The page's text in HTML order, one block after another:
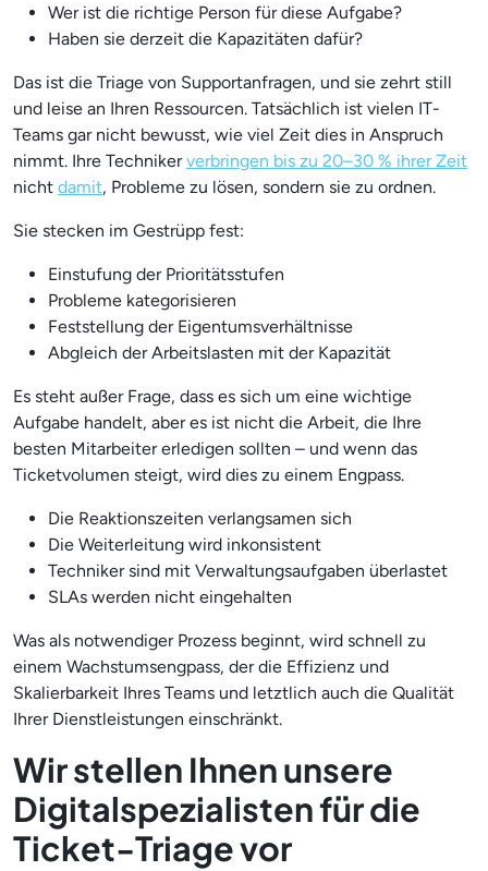
Wer ist die richtige Person für diese Aufgabe?
Haben sie derzeit die Kapazitäten dafür?
Das ist die Triage von Supportanfragen, und sie zehrt still
und leise an Ihren Ressourcen. Tatsächlich ist vielen IT-
Teams gar nicht bewusst, wie viel Zeit dies in Anspruch
nimmt. Ihre Technikerverbringen bis zu 20–30 % ihrer Zeit
nicht damit, Probleme zu lösen, sondern sie zu ordnen.
Sie stecken im Gestrüpp fest:
Einstufung der Prioritätsstufen
Probleme kategorisieren
Feststellung der Eigentumsverhältnisse
Abgleich der Arbeitslasten mit der Kapazität
Es steht außer Frage, dass es sich um eine wichtige
Aufgabe handelt, aber es ist nicht die Arbeit, die Ihre
besten Mitarbeiter erledigen sollten – und wenn das
Ticketvolumen steigt, wird dies zu einem Engpass.
Die Reaktionszeiten verlangsamen sich
Die Weiterleitung wird inkonsistent
Techniker sind mit Verwaltungsaufgaben überlastet
SLAs werden nicht eingehalten
Was als notwendiger Prozess beginnt, wird schnell zu
einem Wachstumsengpass, der die Effizienz und
Skalierbarkeit Ihres Teams und letztlich auch die Qualität
Ihrer Dienstleistungen einschränkt.
Wir stellen Ihnen unsere
Digitalspezialisten für die
Ticket-Triage vor